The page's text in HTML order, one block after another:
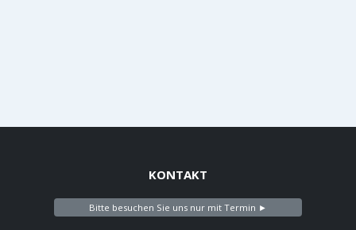
KONTAKT
Bitte besuchen Sie uns nur mit Termin ►